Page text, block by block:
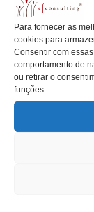
Para fornecer as
cookies para
Consentir com
comportamento de
ou retirar o
funções.
.
p
t
Posted
by
António Nogueira
A
interessante
Read More